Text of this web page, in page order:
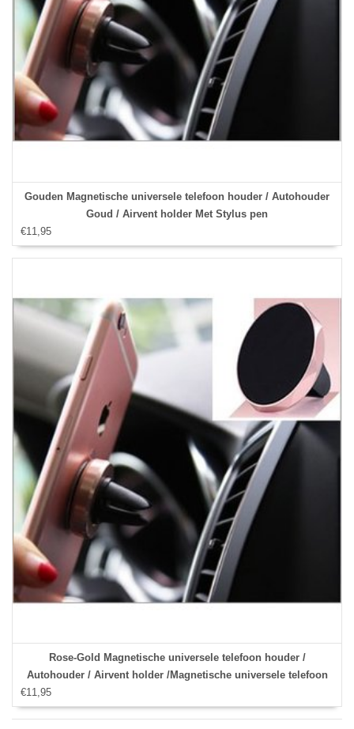
Gouden Magnetische universele telefoon houder / Autohouder
Goud / Airvent holder Met Stylus pen
€11,95
Rose-Gold Magnetische universele telefoon houder /
Autohouder / Airvent holder /Magnetische universele telefoon
houder / Autohouder Rose / Airvent holder / Met Stylus pen
€11,95